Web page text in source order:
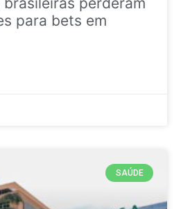
para bets em
SAÚDE